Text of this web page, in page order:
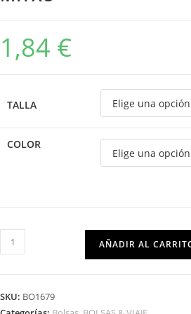
1,84 €
TALLA
COLOR
AÑADIR AL
SKU: BO1679